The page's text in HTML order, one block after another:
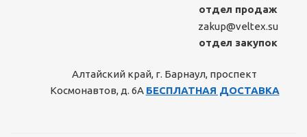
отдел продаж
zakup@veltex.su
отдел закупок
Алтайский край, г. Барнаул, проспект
Космонавтов, д. 6А БЕСПЛАТНАЯ ДОСТАВКА